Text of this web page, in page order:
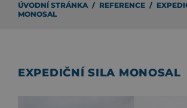
ÚVODNÍ STRÁNKA / REFERENCE /
MONOSAL
EXPEDIČNÍ SILA MONOSAL